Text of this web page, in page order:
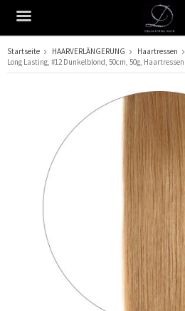
Das Produkt wurde in Ihren
Startseite HAARVERLÄNGERUNG Haartressen
Long Lasting, #12 Dunkelblond, 50cm, 50g, Haartressen